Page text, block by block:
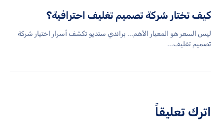
كيف تختار شركة تصميم تغليف احترافية؟
ليس السعر هو المعيار الأهم... براندي ستديو تكشف أسرار اختيار شركة
تصميم تغليف...
اترك تعليقاً